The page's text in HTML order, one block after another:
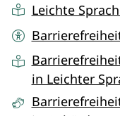
Leichte
in Leichter